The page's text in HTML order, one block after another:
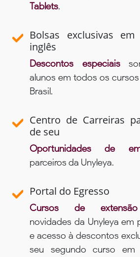
Tablets.
Bolsas exclusivas
inglês
Descontos especiais
alunos em todos os
Brasil.
Centro de Carreiras
de seu
Oportunidades de
parceiros da Unyleya.
Portal do Egresso
Cursos de
novidades da Unyleya em
e acesso à descontos
seu segundo curso em